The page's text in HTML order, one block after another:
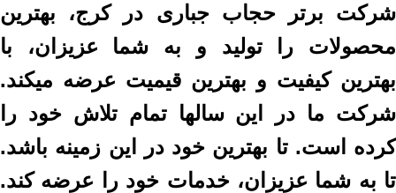
شرکت برتر حجاب جباری در کرج، بهترین
محصولات را تولید و به شما عزیزان، با
بهترین کیفیت و بهترین قیمیت عرضه میکند.
شرکت ما در این سالها تمام تلاش خود را
کرده است. تا بهترین خود در این زمینه باشد.
تا به شما عزیزان، خدمات خود را عرضه کند.